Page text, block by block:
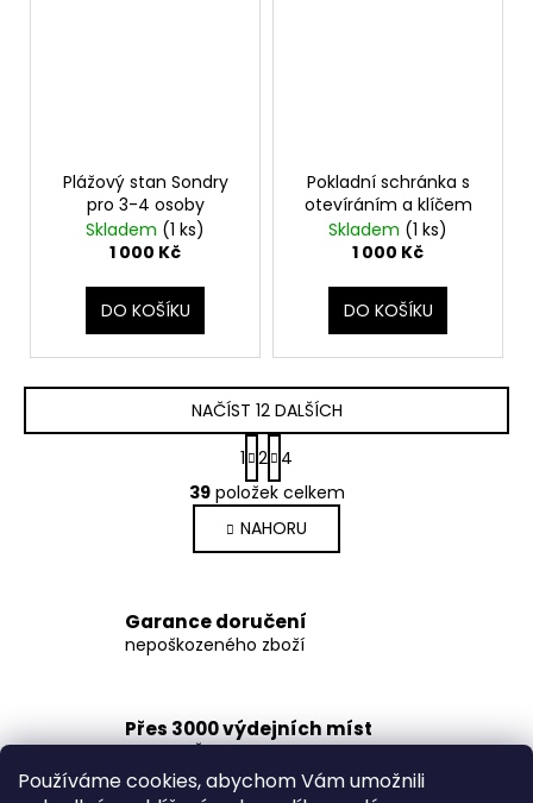
Používáme cookies, abychom Vám umožnili
Plážový stan Sondry
pro 3-4 osoby
Skladem (1 ks)
1 000 Kč
DO KOŠÍKU
Pokladní schránka s
otevíráním a klíčem
Skladem (1 ks)
1 000 Kč
DO KOŠÍKU
O
v
l
á
a
c
r
v
k
y
NAČÍST 12 DALŠÍCH
S
t
r
á
n
k
á
n
1 2 4
39položek celkem
NAHORU
Garance doručení
nepoškozeného zboží
Přes 3000 výdejních míst
po celé ČR